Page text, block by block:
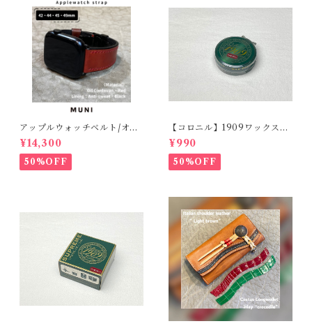
アップルウォッチベルト/オイ
ルコードバン・レッド・フラ
ット（For 42/44/45/49m
m）時計バンド
¥14,300
50%OFF
【コロニル】1909ワックスポ
リッシュ バーガンディ（革
靴用）
¥990
50%OFF